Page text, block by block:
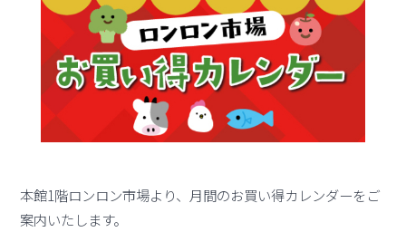
本館1階ロンロン市場より、月間のお買い得カレンダーをご
案内いたします。